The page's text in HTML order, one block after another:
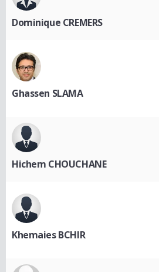
Dominique CREMERS
Ghassen SLAMA
Hichem CHOUCHANE
Khemaies BCHIR